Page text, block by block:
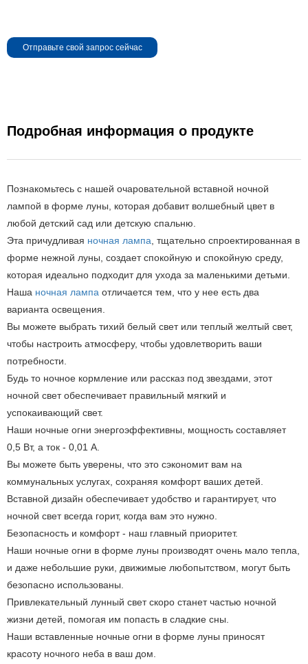
Отправьте свой запрос сейчас
Подробная информация о продукте
Познакомьтесь с нашей очаровательной вставной ночной
лампой в форме луны, которая добавит волшебный цвет в
любой детский сад или детскую спальню.
Эта причудливая ночная лампа , тщательно спроектированная в
форме нежной луны, создает спокойную и спокойную среду,
которая идеально подходит для ухода за маленькими детьми.
Наша ночная лампа отличается тем, что у нее есть два
варианта освещения.
Вы можете выбрать тихий белый свет или теплый желтый свет,
чтобы настроить атмосферу, чтобы удовлетворить ваши
потребности.
Будь то ночное кормление или рассказ под звездами, этот
ночной свет обеспечивает правильный мягкий и
успокаивающий свет.
Наши ночные огни энергоэффективны, мощность составляет
0,5 Вт, а ток - 0,01 А.
Вы можете быть уверены, что это сэкономит вам на
коммунальных услугах, сохраняя комфорт ваших детей.
Вставной дизайн обеспечивает удобство и гарантирует, что
ночной свет всегда горит, когда вам это нужно.
Безопасность и комфорт - наш главный приоритет.
Наши ночные огни в форме луны производят очень мало тепла,
и даже небольшие руки, движимые любопытством, могут быть
безопасно использованы.
Привлекательный лунный свет скоро станет частью ночной
жизни детей, помогая им попасть в сладкие сны.
Наши вставленные ночные огни в форме луны приносят
красоту ночного неба в ваш дом.